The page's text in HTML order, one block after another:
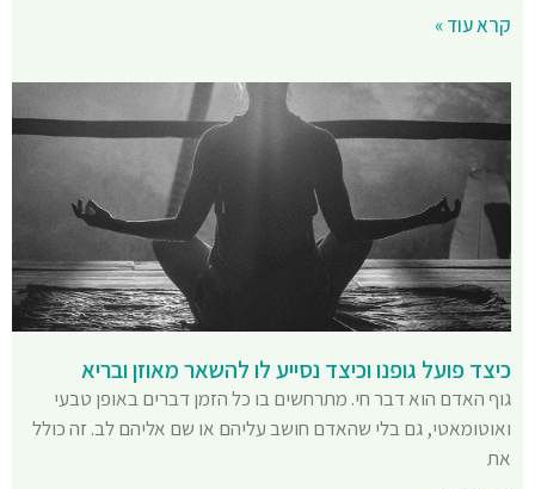
קרא עוד »
כיצד פועל גופנו וכיצד נסייע לו להשאר מאוזן ובריא
גוף האדם הוא דבר חי. מתרחשים בו כל הזמן דברים באופן טבעי
ואוטומאטי, גם בלי שהאדם חושב עליהם או שם אליהם לב. זה כולל
את